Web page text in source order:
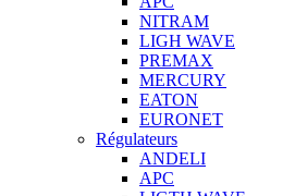
NITRAM
LIGH WAVE
PREMAX
MERCURY
EATON
EURONET
Régulateurs
ANDELI
APC